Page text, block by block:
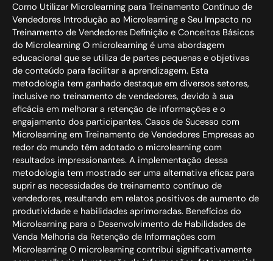
Como Utilizar Microlearning para Treinamento Contínuo de
Vendedores Introdução ao Microlearning e Seu Impacto no
Treinamento de Vendedores Definição e Conceitos Básicos
do Microlearning O microlearning é uma abordagem
educacional que se utiliza de partes pequenas e objetivas
de conteúdo para facilitar a aprendizagem. Esta
metodologia tem ganhado destaque em diversos setores,
inclusive no treinamento de vendedores, devido à sua
eficácia em melhorar a retenção de informações e o
engajamento dos participantes. Casos de Sucesso com
Microlearning em Treinamento de Vendedores Empresas ao
redor do mundo têm adotado o microlearning com
resultados impressionantes. A implementação dessa
metodologia tem mostrado ser uma alternativa eficaz para
suprir as necessidades de treinamento contínuo de
vendedores, resultando em relatos positivos de aumento de
produtividade e habilidades aprimoradas. Benefícios do
Microlearning para o Desenvolvimento de Habilidades de
Venda Melhoria da Retenção de Informações com
Microlearning O microlearning contribui significativamente